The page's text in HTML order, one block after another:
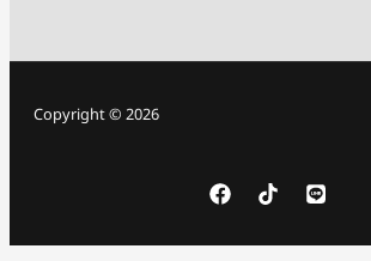
Copyright © 2026